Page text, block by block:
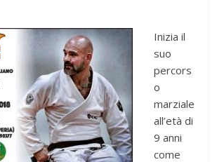
Inizia il
suo
percors
o
marziale
all’età di
9 anni
come